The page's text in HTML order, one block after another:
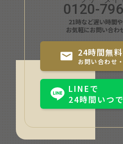
0120-
21時など遅い時間
お気軽にお問い合わ
24時間無
お問い合わせ
LINEで
24時間いつ